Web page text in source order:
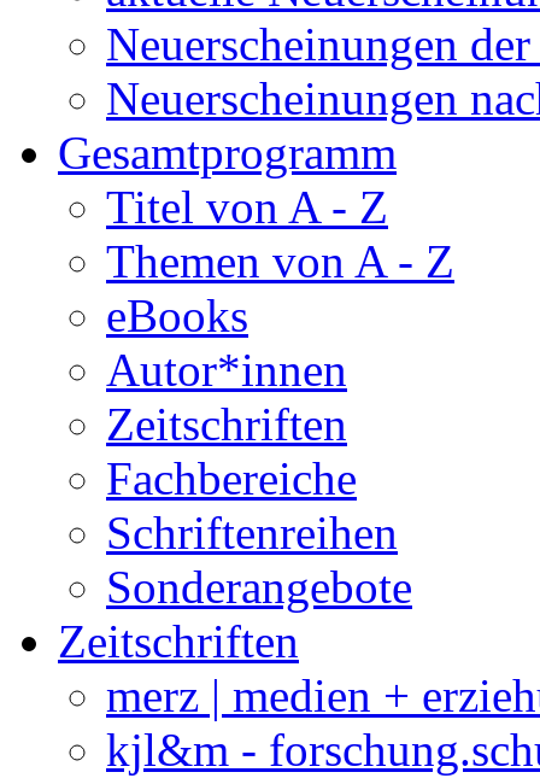
Neuerscheinungen
Neuerscheinungen
Gesamtprogramm
Titel von A - Z
Themen von A - Z
eBooks
Autor*innen
Zeitschriften
Fachbereiche
Schriftenreihen
Sonderangebote
Zeitschriften
merz | medien +
kjl&m -